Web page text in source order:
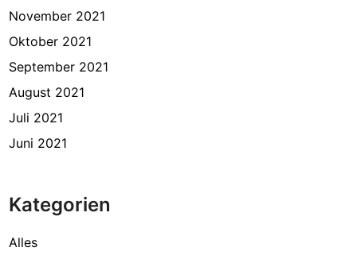
November 2021
Oktober 2021
September 2021
August 2021
Juli 2021
Juni 2021
Kategorien
Alles